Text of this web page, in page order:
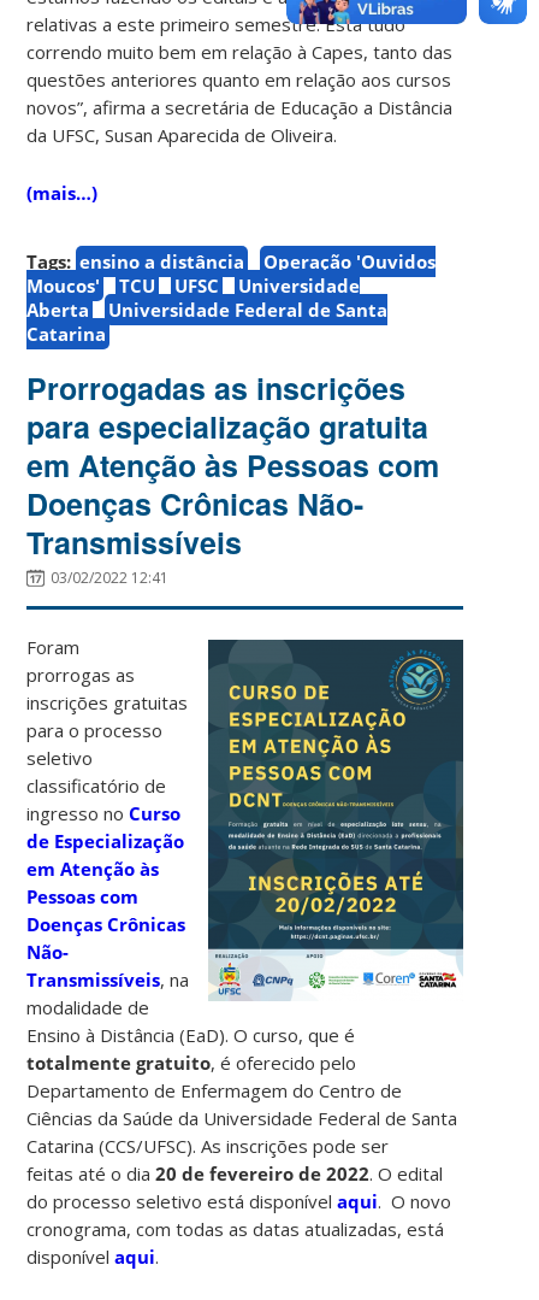
relativas a este primeiro semestre. Está tudo
correndo muito bem em relação à Capes, tanto das
questões anteriores quanto em relação aos cursos
novos”, afirma a secretária de Educação a Distância
da UFSC, Susan Aparecida de Oliveira.
(mais…)
Tags: ensino a distância
Operação 'Ouvidos
Moucos'
TCU UFSC
Universidade
Aberta
Universidade Federal de Santa
Catarina
Prorrogadas as inscrições
para especialização gratuita
em Atenção às Pessoas com
Doenças Crônicas Não-
Transmissíveis
03/02/2022 12:41
Foram
prorrogas as
inscrições gratuitas
para o processo
seletivo
classificatório de
ingresso noCurso
de Especialização
em Atenção às
Pessoas com
Doenças Crônicas
Não-
Transmissíveis, na
modalidade de
Ensino à Distância (EaD). O curso, que é
totalmente gratuito, é oferecido pelo
Departamento de Enfermagem do Centro de
Ciências da Saúde da Universidade Federal de Santa
Catarina (CCS/UFSC). As inscrições pode ser
feitas até o dia20 de fevereiro de 2022. O edital
do processo seletivo está disponívelaqui. O novo
cronograma, com todas as datas atualizadas, está
disponívelaqui.